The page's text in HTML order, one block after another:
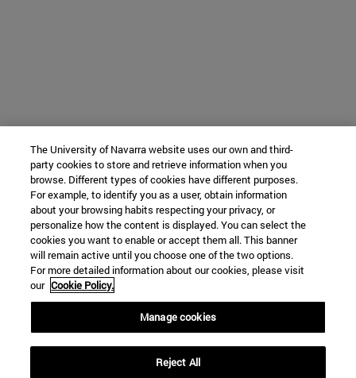
The University of Navarra website uses our own and third-
party cookies to store and retrieve information when you
browse. Different types of cookies have different purposes.
For example, to identify you as a user, obtain information
about your browsing habits respecting your privacy, or
personalize how the content is displayed. You can select the
cookies you want to enable or accept them all. This banner
will remain active until you choose one of the two options.
For more detailed information about our cookies, please visit
our Cookie Policy.
Manage cookies
Reject All